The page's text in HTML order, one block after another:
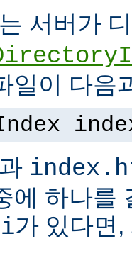
는 서버가
일이 다음
과
에 하나를
가 있다면